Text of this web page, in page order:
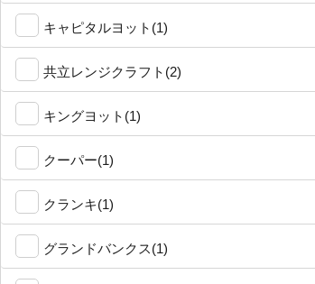
キャピタルヨット(1)
共立レンジクラフト(2)
キングヨット(1)
クーパー(1)
クランキ(1)
グランドバンクス(1)